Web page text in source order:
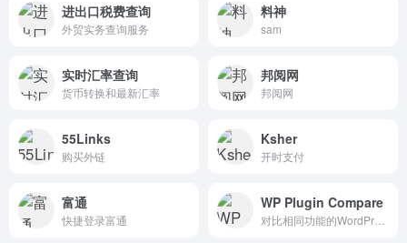
进出口税费查询
外贸实务查询服务
料神
sam
实时汇率查询
货币转换和最新汇率
邦阅网
邦阅网
55Links
购买外链
Ksher
开时支付
富通
快捷登录富通
WP Plugin Compare